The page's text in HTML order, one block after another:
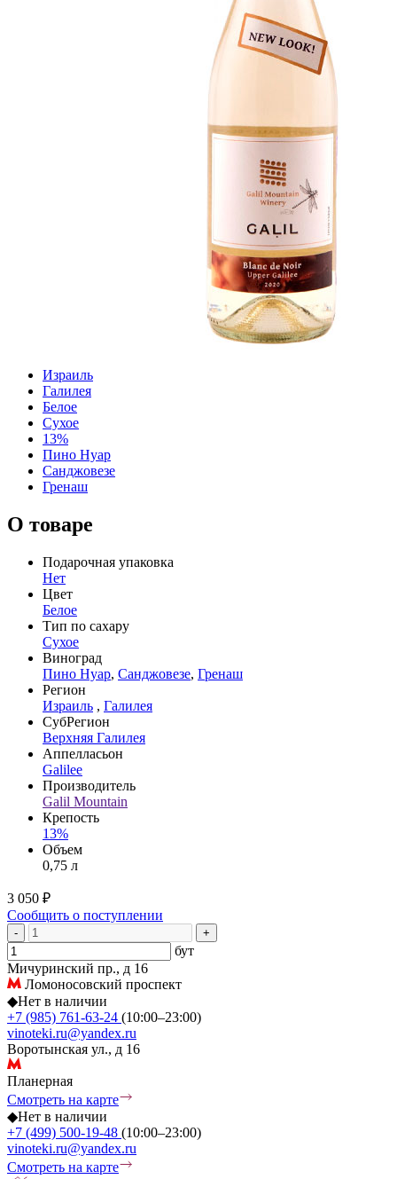
Израиль
Галилея
Белое
Сухое
13%
Пино Нуар
Санджовезе
Гренаш
О товаре
Подарочная упаковка
Нет
Цвет
Белое
Тип по сахару
Сухое
Виноград
Пино Нуар, Санджовезе, Гренаш
Регион
Израиль , Галилея
СубРегион
Верхняя Галилея
Аппелласьон
Galilee
Производитель
Galil Mountain
Крепость
13%
Объем
0,75 л
3 050 ₽
Сообщить о поступлении
- +
бут
Мичуринский пр., д 16
Ломоносовский проспект
◆Нет в наличии
+7 (985) 761-63-24 (10:00–23:00)
vinoteki.ru@yandex.ru
Воротынская ул., д 16
Планерная
Смотреть на карте
◆Нет в наличии
+7 (499) 500-19-48 (10:00–23:00)
vinoteki.ru@yandex.ru
Смотреть на карте